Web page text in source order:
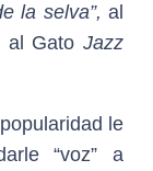
la selva”, al
Gato Jazz
le
“voz” a